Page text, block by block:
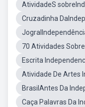
AtividadeS
Cruzadinha
70 Atividades
Escrita
Atividade De Artes
BrasilAntes Da
Caça Palavras Da